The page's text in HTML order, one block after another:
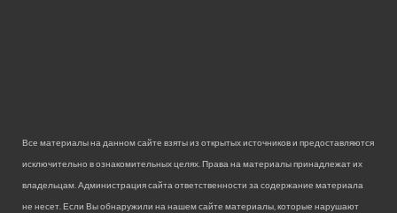
Все материалы на данном сайте взяты из открытых источников и предоставляются
исключительно в ознакомительных целях. Права на материалы принадлежат их
владельцам. Администрация сайта ответственности за содержание материала
не несет. Если Вы обнаружили на нашем сайте материалы, которые нарушают